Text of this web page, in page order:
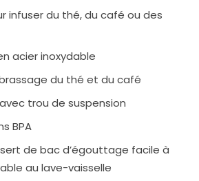
infuser du thé, du café ou des
acier inoxydable
du thé et du café
trou de suspension
BPA
de bac d’égouttage facile à
au lave-vaisselle